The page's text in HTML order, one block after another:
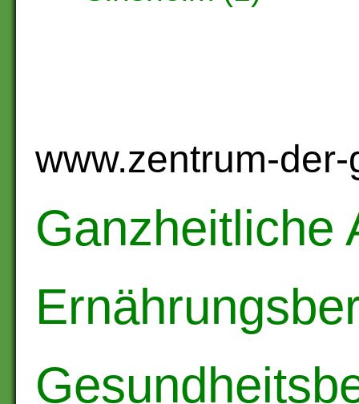
www.zentrum-
Ganzheitliche